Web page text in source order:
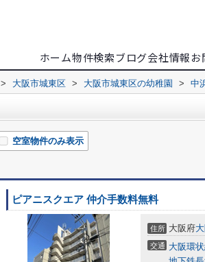
ホーム物件検索ブログ会社情報お
> 大阪市城東区 > 大阪市城東区の幼稚園 > 中
空室物件のみ表示
ピアニスクエア 仲介手数料無料
住所 大阪府
交通 大阪環